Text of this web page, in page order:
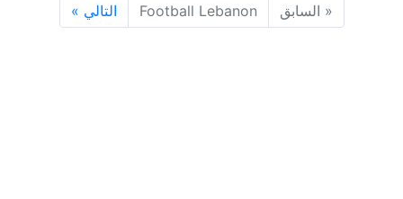
« السابق Football Lebanon التالي »